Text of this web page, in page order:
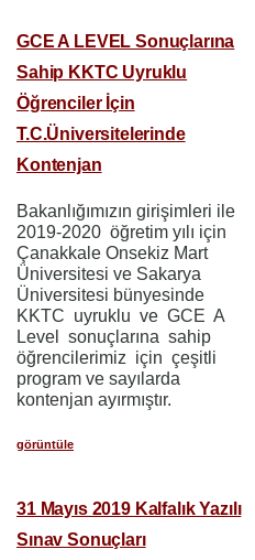
GCE A LEVEL Sonuçlarına
Sahip KKTC Uyruklu
Öğrenciler İçin
T.C.Üniversitelerinde
Kontenjan
Bakanlığımızın girişimleri ile
2019-2020 öğretim yılı için
Çanakkale Onsekiz Mart
Üniversitesi ve Sakarya
Üniversitesi bünyesinde
KKTC uyruklu ve GCE A
Level sonuçlarına sahip
öğrencilerimiz için çeşitli
program ve sayılarda
kontenjan ayırmıştır.
görüntüle
31 Mayıs 2019 Kalfalık Yazılı
Sınav Sonuçları